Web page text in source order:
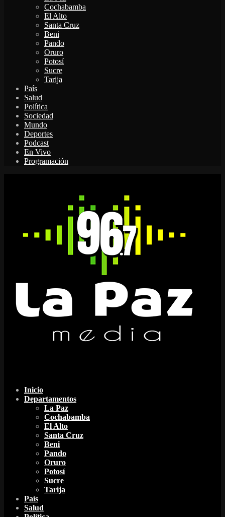
Cochabamba
El Alto
Santa Cruz
Beni
Pando
Oruro
Potosí
Sucre
Tarija
País
Salud
Política
Sociedad
Mundo
Deportes
Podcast
En Vivo
Programación
Inicio
Departamentos
La Paz
Cochabamba
El Alto
Santa Cruz
Beni
Pando
Oruro
Potosí
Sucre
Tarija
País
Salud